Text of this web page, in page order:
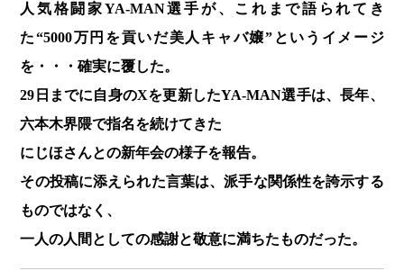
人気格闘家YA-MAN選手が、これまで語られてき
た“5000万円を貢いだ美人キャバ嬢”というイメージ
を・・・確実に覆した。
29日までに自身のXを更新したYA-MAN選手は、長年、
六本木界隈で指名を続けてきた
にじほさんとの新年会の様子を報告。
その投稿に添えられた言葉は、派手な関係性を誇示する
ものではなく、
一人の人間としての感謝と敬意に満ちたものだった。